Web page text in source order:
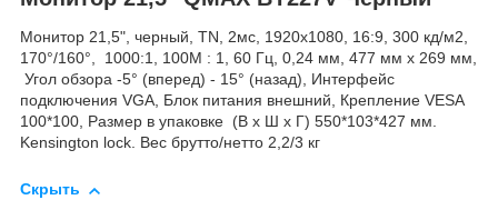
Монитор 21,5", черный, TN, 2мс, 1920х1080, 16:9, 300 кд/м2,
170°/160°, 1000:1, 100M : 1, 60 Гц, 0,24 мм, 477 мм x 269 мм,
Угол обзора -5° (вперед) - 15° (назад), Интерфейс
подключения VGA, Блок питания внешний, Крепление VESA
100*100, Размер в упаковке (В x Ш x Г) 550*103*427 мм.
Kensington lock. Вес брутто/нетто 2,2/3 кг
Скрыть